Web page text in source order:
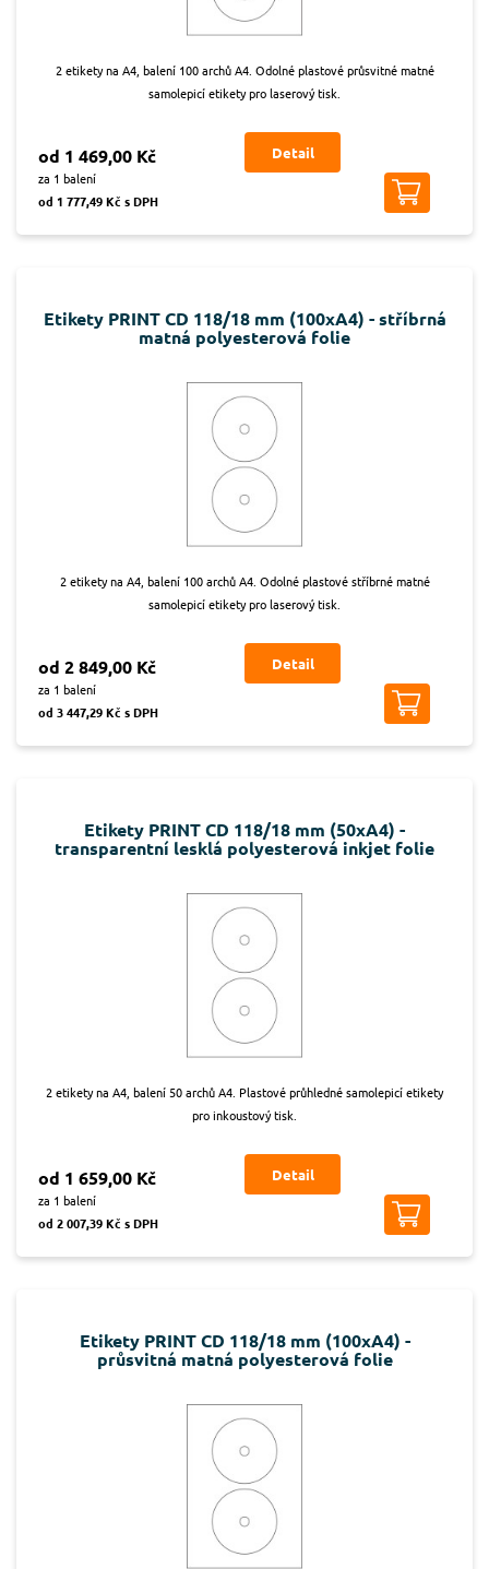
2 etikety na A4, balení 100 archů A4. Odolné plastové průsvitné matné
samolepicí etikety pro laserový tisk.
od 1 469,00 Kč
za 1 balení
od 1 777,49 Kč s DPH
Detail
Etikety PRINT CD 118/18 mm (100xA4) - stříbrná
matná polyesterová folie
2 etikety na A4, balení 100 archů A4. Odolné plastové stříbrné matné
samolepicí etikety pro laserový tisk.
od 2 849,00 Kč
za 1 balení
od 3 447,29 Kč s DPH
Detail
Etikety PRINT CD 118/18 mm (50xA4) -
transparentní lesklá polyesterová inkjet folie
2 etikety na A4, balení 50 archů A4. Plastové průhledné samolepicí etikety
pro inkoustový tisk.
od 1 659,00 Kč
za 1 balení
od 2 007,39 Kč s DPH
Detail
Etikety PRINT CD 118/18 mm (100xA4) -
průsvitná matná polyesterová folie